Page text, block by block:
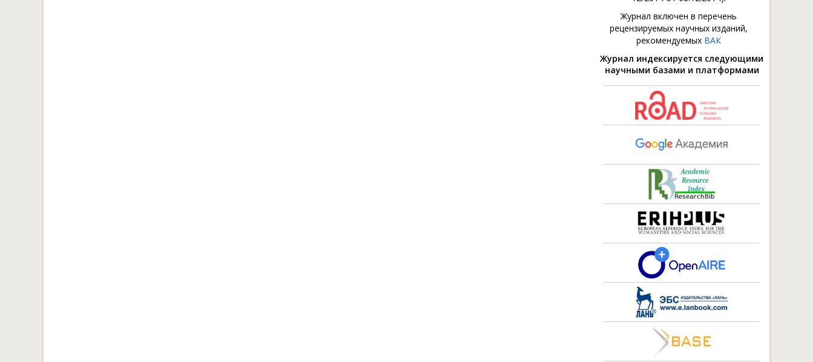
Журнал включен в перечень
рецензируемых научных изданий,
рекомендуемых ВАК
Журнал индексируется следующими
научными базами и платформами